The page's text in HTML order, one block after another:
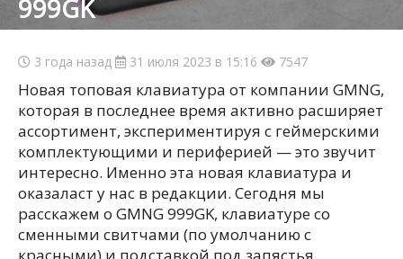
999GK
3 года назад 31 июля 2023 в 15:16 7547
Новая топовая клавиатура от компании GMNG,
которая в последнее время активно расширяет
ассортимент, экспериментируя с геймерскими
комплектующими и периферией — это звучит
интересно. Именно эта новая клавиатура и
оказаласт у нас в редакции. Сегодня мы
расскажем о GMNG 999GK, клавиатуре со
сменными свитчами (по умолчанию с